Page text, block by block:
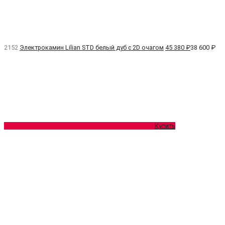
2152 Электрокамин Lilian STD белый дуб с 2D очагом 45 380 ₽38 600 ₽
Купить